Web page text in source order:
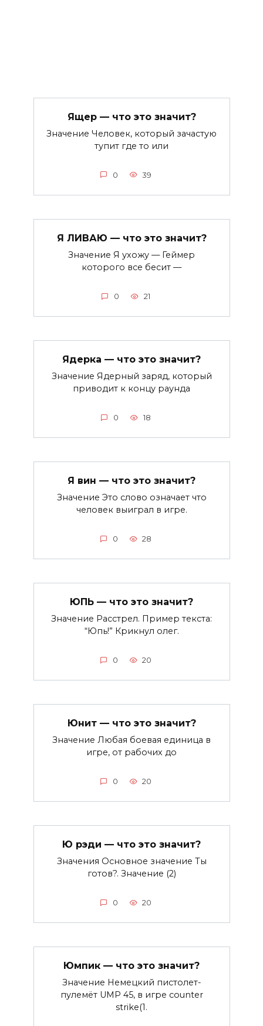
Ящер — что это значит?
Значение Человек, который зачастую
тупит где то или
0 39
Я ЛИВАЮ — что это значит?
Значение Я ухожу — Геймер
которого все бесит —
0 21
Ядерка — что это значит?
Значение Ядерный заряд, который
приводит к концу раунда
0 18
Я вин — что это значит?
Значение Это слово означает что
человек выиграл в игре.
0 28
ЮПЬ — что это значит?
Значение Расстрел. Пример текста:
“Юпь!” Крикнул олег.
0 20
Юнит — что это значит?
Значение Любая боевая единица в
игре, от рабочих до
0 20
Ю рэди — что это значит?
Значения Основное значение Ты
готов?. Значение (2)
0 20
Юмпик — что это значит?
Значение Немецкий пистолет-
пулемёт UMP 45, в игре counter
strike(1.